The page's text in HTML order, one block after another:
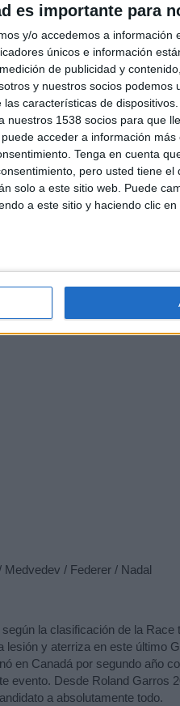
es importante para
y/o accedemos a información
únicos e información
de publicidad y
y nuestros socios podemos
características de
nuestros 1538 socios para que
acceder a información
Tenga en cuenta
pero usted tiene el
solo a este sitio web. Puede
a este sitio y haciendo clic
sido el dominador reciente de
las cuatro veces anteriores
única duda que puede surgir
ante Medvedev.
/ Federer / Nadal
la clasificación de la Race
lesión y aterriza en este último
en Canadá por segundo año
evento. Desde Roland Garros
a absolutamente todo.